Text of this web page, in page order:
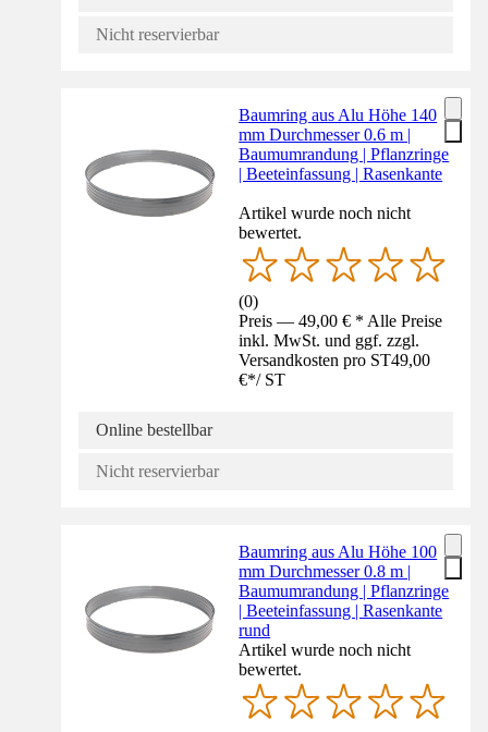
Nicht reservierbar
Baumring aus Alu Höhe 140
mm Durchmesser 0.6 m |
Baumumrandung | Pflanzringe
| Beeteinfassung | Rasenkante
Artikel wurde noch nicht
bewertet.
(0)
Preis — 49,00 € * Alle Preise
inkl. MwSt. und ggf. zzgl.
Versandkosten pro ST49,00
€*/ ST
Online bestellbar
Nicht reservierbar
Baumring aus Alu Höhe 100
mm Durchmesser 0.8 m |
Baumumrandung | Pflanzringe
| Beeteinfassung | Rasenkante
rund
Artikel wurde noch nicht
bewertet.